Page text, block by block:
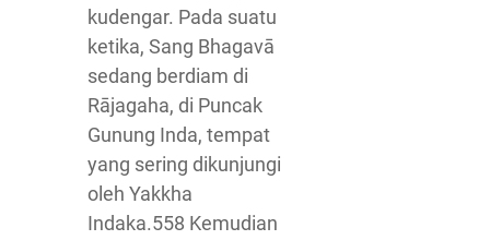
kudengar. Pada suatu
ketika, Sang Bhagavā
sedang berdiam di
Rājagaha, di Puncak
Gunung Inda, tempat
yang sering dikunjungi
oleh Yakkha
Indaka.558 Kemudian